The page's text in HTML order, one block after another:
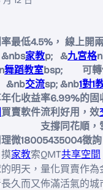
最低4.5%， 線上開
家教p; &九宮格
舞蹈教室bsp; 可轉債
交流sp; &nb1對1
化收益率6.99%的固
買賣軟件流利好用，效
花順，雪球，騰
微18005435004徵詢
家教索QMT共享空間
明天，量化買賣作
久而又佈滿活氣的